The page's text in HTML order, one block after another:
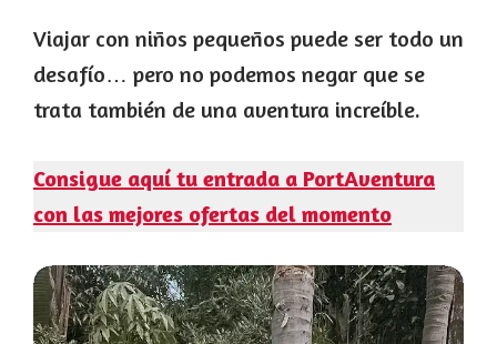
Viajar con niños pequeños puede ser todo un
desafío… pero no podemos negar que se
trata también de una aventura increíble.
Consigue aquí tu entrada a PortAventura
con las mejores ofertas del momento